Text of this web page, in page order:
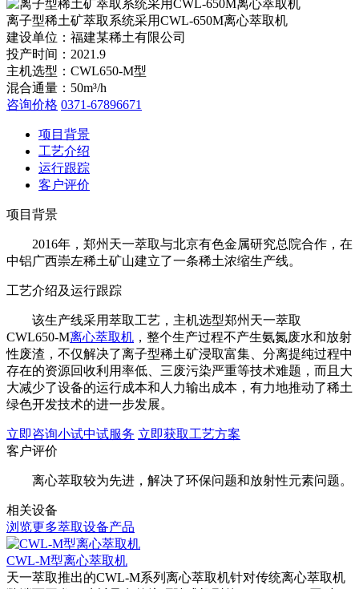
离子型稀土矿萃取系统采用CWL-650M离心萃取机
建设单位： 福建某稀土有限公司
投产时间： 2021.9
主机选型： CWL650-M型
混合通量： 50m³/h
咨询价格 0371-67896671
项目背景
工艺介绍
运行跟踪
客户评价
项目背景
2016年，郑州天一萃取与北京有色金属研究总院合作，在
中铝广西崇左稀土矿山建立了一条稀土浓缩生产线。
工艺介绍及运行跟踪
该生产线采用萃取工艺，主机选型郑州天一萃取
CWL650-M离心萃取机 ，整个生产过程不产生氨氮废水和放射
性废渣，不仅解决了离子型稀土矿浸取富集、分离提纯过程中
存在的资源回收利用率低、三废污染严重等技术难题，而且大
大减少了设备的运行成本和人力输出成本，有力地推动了稀土
绿色开发技术的进一步发展。
立即咨询小试中试服务 立即获取工艺方案
客户评价
离心萃取较为先进，解决了环保问题和放射性元素问题。
相关设备
浏览更多萃取设备产品
CWL-M型离心萃取机
天一萃取推出的CWL-M系列离心萃取机针对传统离心萃取机